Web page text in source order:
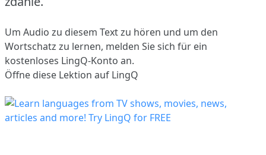
Um Audio zu diesem Text zu hören und um den
Wortschatz zu lernen, melden Sie sich für ein
kostenloses LingQ-Konto an.
Öffne diese Lektion auf LingQ